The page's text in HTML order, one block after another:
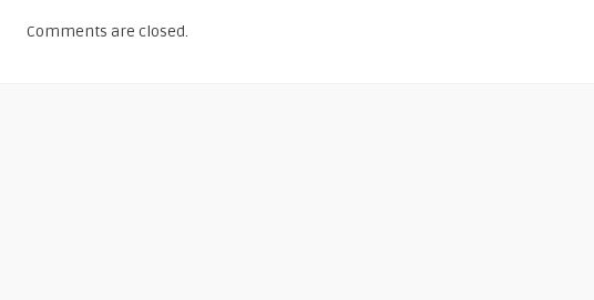
Comments are closed.